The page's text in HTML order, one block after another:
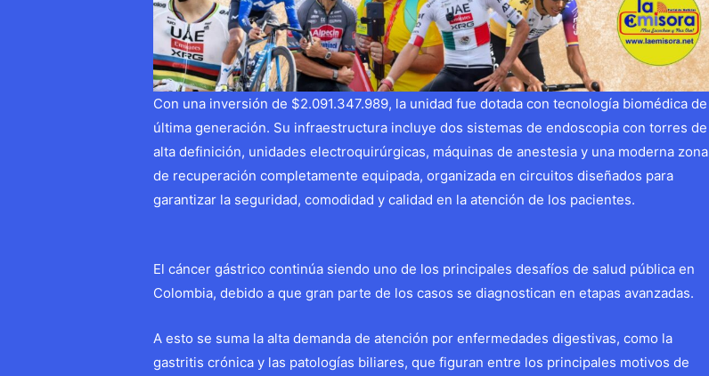
Con una inversión de $2.091.347.989, la unidad fue dotada con tecnología biomédica de
última generación. Su infraestructura incluye dos sistemas de endoscopia con torres de
alta definición, unidades electroquirúrgicas, máquinas de anestesia y una moderna zona
de recuperación completamente equipada, organizada en circuitos diseñados para
garantizar la seguridad, comodidad y calidad en la atención de los pacientes.
El cáncer gástrico continúa siendo uno de los principales desafíos de salud pública en
Colombia, debido a que gran parte de los casos se diagnostican en etapas avanzadas.
A esto se suma la alta demanda de atención por enfermedades digestivas, como la
gastritis crónica y las patologías biliares, que figuran entre los principales motivos de